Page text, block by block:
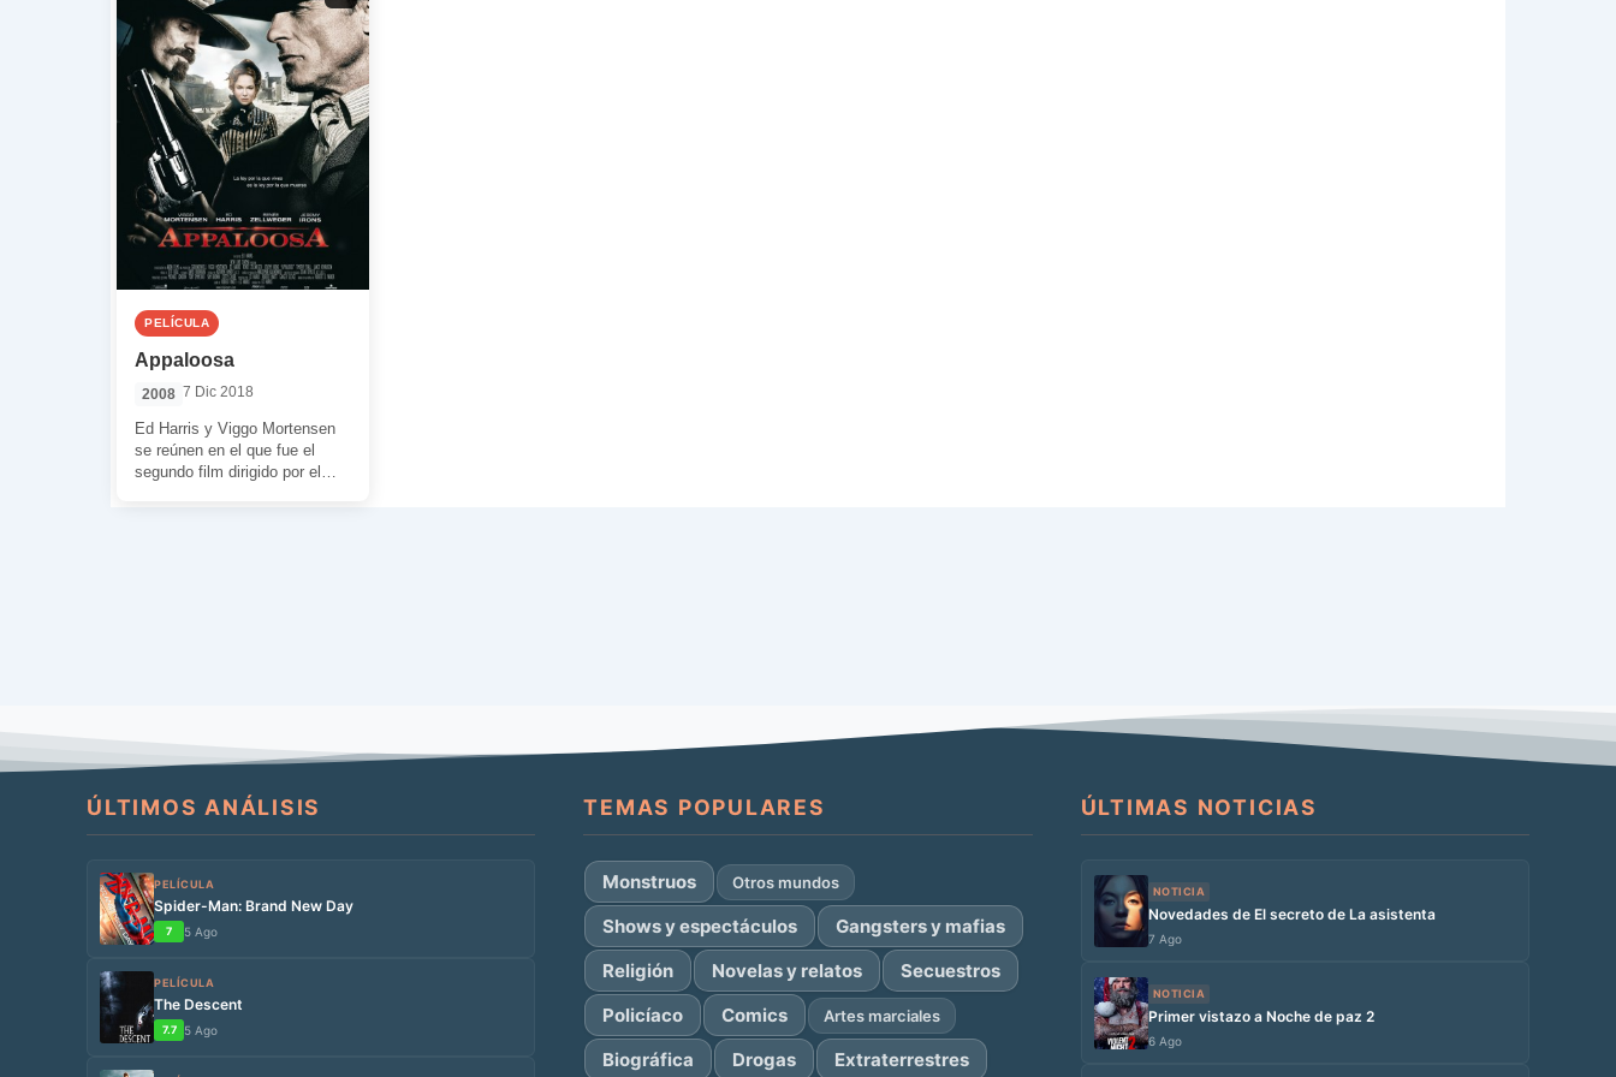
PELÍCULA
Appaloosa
2008 7 Dic 2018
Ed Harris y Viggo Mortensen
se reúnen en el que fue el
segundo film dirigido por el
ÚLTIMOS ANÁLISIS
PELÍCULA
Spider-Man: Brand New Day
7 5 Ago
PELÍCULA
The Descent
7.7 5 Ago
TEMAS POPULARES
Monstruos Otros mundos
Shows y espectáculos
Gangsters y mafias
Religión
Novelas y relatos
Secuestros
Policíaco
Comics Artes marciales
Biográfica Drogas Extraterrestres
ÚLTIMAS NOTICIAS
NOTICIA
Novedades de El secreto de La asistenta
7 Ago
NOTICIA
Primer vistazo a Noche de paz 2
6 Ago